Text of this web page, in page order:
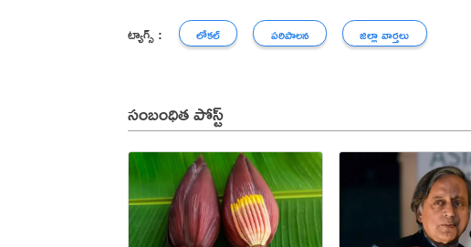
ట్యాగ్స్ : లోకల్ పరిపాలన జిల్లా వార్తలు
సంబంధిత పోస్ట్